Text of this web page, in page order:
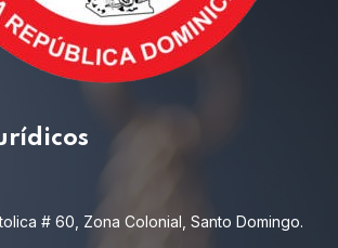
# 60, Zona Colonial, Santo Domingo.